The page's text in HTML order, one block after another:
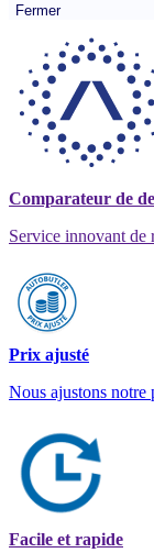
Fermer
Comparateur de
Service innovant de
Prix ajusté
Nous ajustons
Facile et rapide